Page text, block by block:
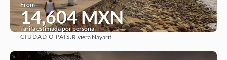
From
14,604 MXN
Tarifa estimada por persona
See
CIUDAD O PAÍS:Riviera Nayarit